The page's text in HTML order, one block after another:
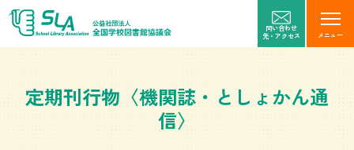
メニュー
問い合わせ
先・アクセス
定期刊行物〈機関誌・としょかん通
信〉